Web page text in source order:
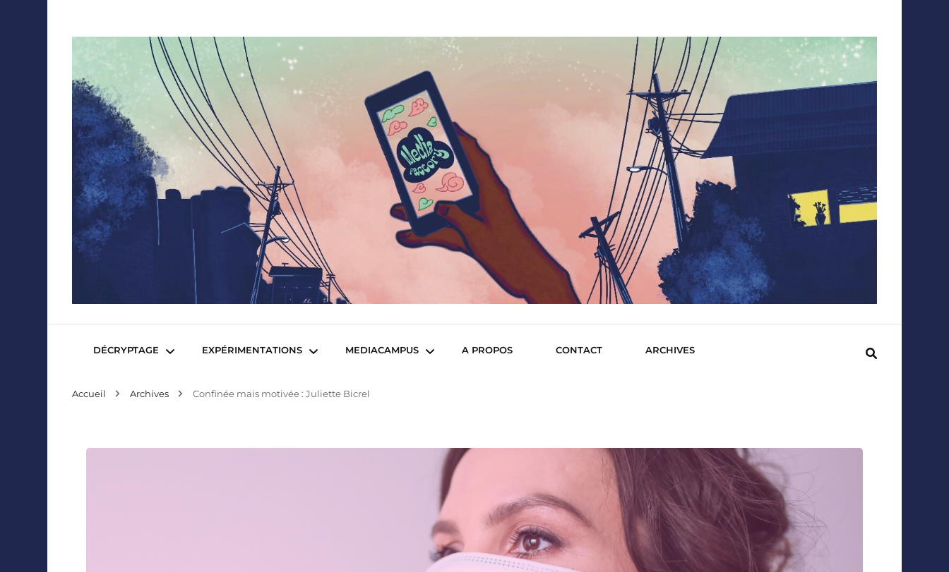
Mediafactory – Le blog des étudiants d'Audencia SciencesCom
DÉCRYPTAGE EXPÉRIMENTATIONS
L’IA dans tous ses états
MEDIACAMPUS
Mediacampus
A PROPOS CONTACT ARCHIVES
Accueil Archives Confinée mais motivée : Juliette Bicrel